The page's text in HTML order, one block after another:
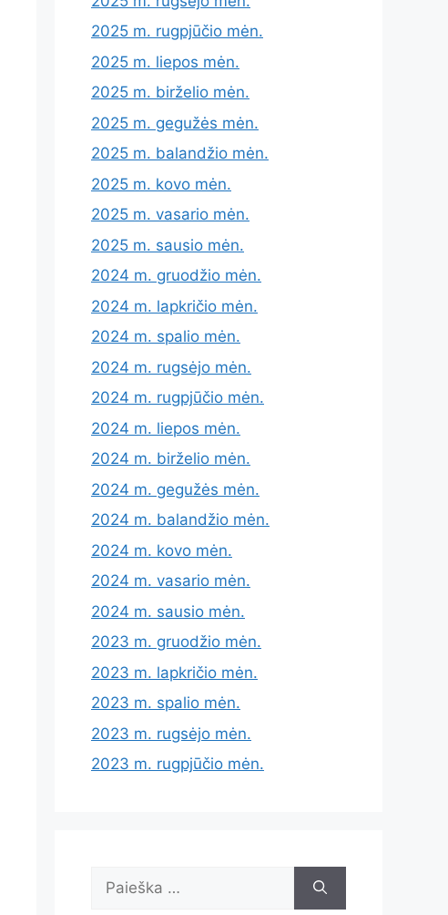
2025 m. rugpjūčio mėn.
2025 m. liepos mėn.
2025 m. birželio mėn.
2025 m. gegužės mėn.
2025 m. balandžio mėn.
2025 m. kovo mėn.
2025 m. vasario mėn.
2025 m. sausio mėn.
2024 m. gruodžio mėn.
2024 m. lapkričio mėn.
2024 m. spalio mėn.
2024 m. rugsėjo mėn.
2024 m. rugpjūčio mėn.
2024 m. liepos mėn.
2024 m. birželio mėn.
2024 m. gegužės mėn.
2024 m. balandžio mėn.
2024 m. kovo mėn.
2024 m. vasario mėn.
2024 m. sausio mėn.
2023 m. gruodžio mėn.
2023 m. lapkričio mėn.
2023 m. spalio mėn.
2023 m. rugsėjo mėn.
2023 m. rugpjūčio mėn.
Ieškoti: